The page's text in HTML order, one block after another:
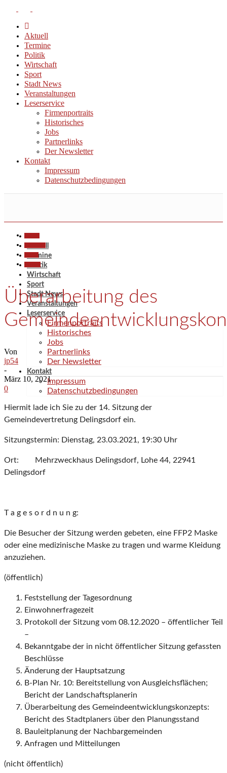
Aktuell
Termine
Politik
Wirtschaft
Sport
Stadt News
Veranstaltungen
Leserservice
Firmenportraits
Historisches
Jobs
Partnerlinks
Der Newsletter
Kontakt
Impressum
Datenschutzbedingungen
Termine
Politik
Wirtschaft
Sport
Stadt News
Veranstaltungen
Leserservice
Firmenportraits
Historisches
Jobs
Partnerlinks
Der Newsletter
Kontakt
Impressum
Datenschutzbedingungen
Überarbeitung des
Von
jp54
-
März 10, 2021
0
Hiermit lade ich Sie zu der 14. Sitzung der
Gemeindevertretung Delingsdorf ein.
Sitzungstermin: Dienstag, 23.03.2021, 19:30 Uhr
Ort: Mehrzweckhaus Delingsdorf, Lohe 44, 22941
Delingsdorf
T a g e s o r d n u n g:
Die Besucher der Sitzung werden gebeten, eine FFP2 Maske
oder eine medizinische Maske zu tragen und warme Kleidung
anzuziehen.
(öffentlich)
Feststellung der Tagesordnung
Einwohnerfragezeit
Protokoll der Sitzung vom 08.12.2020 – öffentlicher Teil
–
Bekanntgabe der in nicht öffentlicher Sitzung gefassten
Beschlüsse
Änderung der Hauptsatzung
B-Plan Nr. 10: Bereitstellung von Ausgleichsflächen;
Bericht der Landschaftsplanerin
Überarbeitung des Gemeindeentwicklungskonzepts:
Bericht des Stadtplaners über den Planungsstand
Bauleitplanung der Nachbargemeinden
Anfragen und Mitteilungen
(nicht öffentlich)